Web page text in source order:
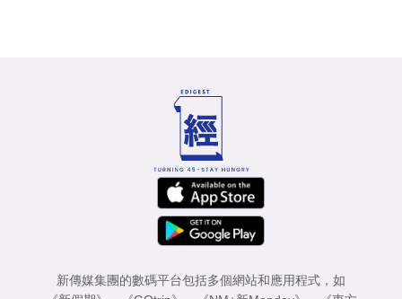
新傳媒集團的數碼平台包括多個網站和應用程式，如